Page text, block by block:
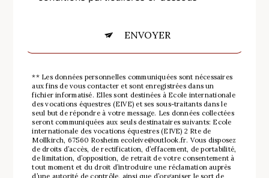
ENVOYER
** Les données personnelles communiquées sont nécessaires
aux fins de vous contacter et sont enregistrées dans un
fichier informatisé. Elles sont destinées à Ecole internationale
des vocations équestres (EIVE) et ses sous-traitants dans le
seul but de répondre à votre message. Les données collectées
seront communiquées aux seuls destinataires suivants: Ecole
internationale des vocations équestres (EIVE) 2 Rte de
Mollkirch, 67560 Rosheim ecoleive@outlook.fr. Vous disposez
de droits d’accès, de rectification, d’effacement, de portabilité,
de limitation, d’opposition, de retrait de votre consentement à
tout moment et du droit d’introduire une réclamation auprès
d’une autorité de contrôle, ainsi que d’organiser le sort de